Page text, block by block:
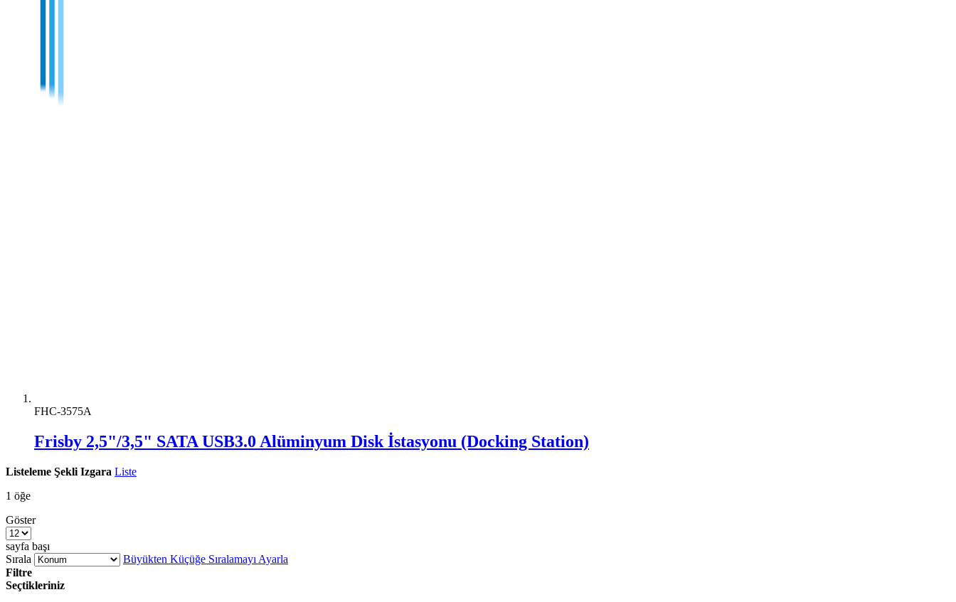
FHC-3575A
Frisby 2,5"/3,5" SATA USB3.0 Alüminyum Disk İstasyonu (Docking Station)
Listeleme Şekli Izgara Liste
1 öğe
Göster
sayfa başı
Sırala
Büyükten Küçüğe Sıralamayı Ayarla
Filtre
Seçtikleriniz